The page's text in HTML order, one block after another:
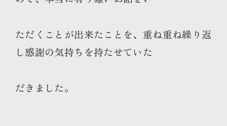
ただくことが出来たことを、重ね重ね繰り返
し感謝の気持ちを持たせていた
だきました。